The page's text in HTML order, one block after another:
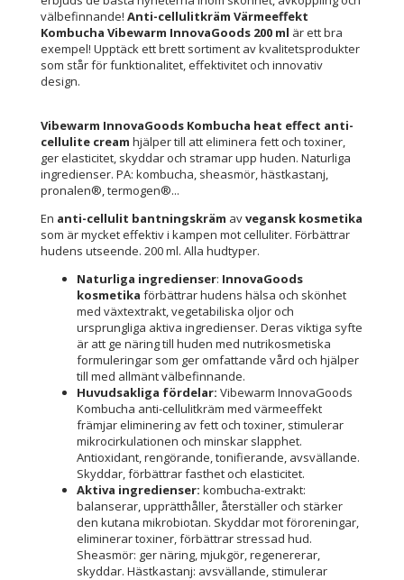
välbefinnande! Anti-cellulitkräm Värmeeffekt
Kombucha Vibewarm InnovaGoods 200 ml är ett bra
exempel! Upptäck ett brett sortiment av kvalitetsprodukter
som står för funktionalitet, effektivitet och innovativ
design.
Vibewarm InnovaGoods Kombucha heat effect anti-
cellulite cream hjälper till att eliminera fett och toxiner,
ger elasticitet, skyddar och stramar upp huden. Naturliga
ingredienser. PA: kombucha, sheasmör, hästkastanj,
pronalen®, termogen®...
En anti-cellulit bantningskräm avvegansk kosmetika
som är mycket effektiv i kampen mot celluliter. Förbättrar
hudens utseende. 200 ml. Alla hudtyper.
Naturliga ingredienser: InnovaGoods
kosmetika förbättrar hudens hälsa och skönhet
med växtextrakt, vegetabiliska oljor och
ursprungliga aktiva ingredienser. Deras viktiga syfte
är att ge näring till huden med nutrikosmetiska
formuleringar som ger omfattande vård och hjälper
till med allmänt välbefinnande.
Huvudsakliga fördelar: Vibewarm InnovaGoods
Kombucha anti-cellulitkräm med värmeeffekt
främjar eliminering av fett och toxiner, stimulerar
mikrocirkulationen och minskar slapphet.
Antioxidant, rengörande, tonifierande, avsvällande.
Skyddar, förbättrar fasthet och elasticitet.
Aktiva ingredienser: kombucha-extrakt:
balanserar, upprätthåller, återställer och stärker
den kutana mikrobiotan. Skyddar mot föroreningar,
eliminerar toxiner, förbättrar stressad hud.
Sheasmör: ger näring, mjukgör, regenererar,
skyddar. Hästkastanj: avsvällande, stimulerar